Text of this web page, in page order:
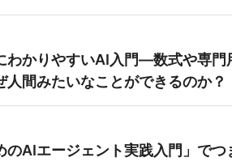
わかりやすいAI入門―数式や専
人間みたいなことができるのか？
のAIエージェント実践入門」で